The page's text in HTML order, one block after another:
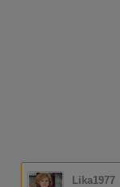
Lika1977